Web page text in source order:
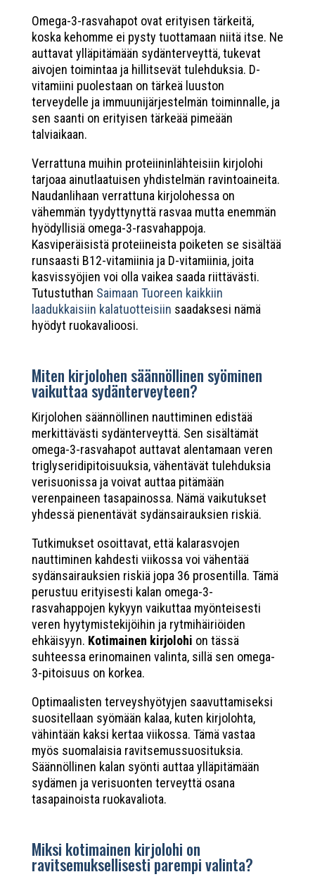
Omega-3-rasvahapot ovat erityisen tärkeitä,
koska kehomme ei pysty tuottamaan niitä itse. Ne
auttavat ylläpitämään sydänterveyttä, tukevat
aivojen toimintaa ja hillitsevät tulehduksia. D-
vitamiini puolestaan on tärkeä luuston
terveydelle ja immuunijärjestelmän toiminnalle, ja
sen saanti on erityisen tärkeää pimeään
talviaikaan.
Verrattuna muihin proteiininlähteisiin kirjolohi
tarjoaa ainutlaatuisen yhdistelmän ravintoaineita.
Naudanlihaan verrattuna kirjolohessa on
vähemmän tyydyttynyttä rasvaa mutta enemmän
hyödyllisiä omega-3-rasvahappoja.
Kasviperäisistä proteiineista poiketen se sisältää
runsaasti B12-vitamiinia ja D-vitamiinia, joita
kasvissyöjien voi olla vaikea saada riittävästi.
Tutustuthan Saimaan Tuoreen kaikkiin
laadukkaisiin kalatuotteisiin saadaksesi nämä
hyödyt ruokavalioosi.
Miten kirjolohen säännöllinen syöminen
vaikuttaa sydänterveyteen?
Kirjolohen säännöllinen nauttiminen edistää
merkittävästi sydänterveyttä. Sen sisältämät
omega-3-rasvahapot auttavat alentamaan veren
triglyseridipitoisuuksia, vähentävät tulehduksia
verisuonissa ja voivat auttaa pitämään
verenpaineen tasapainossa. Nämä vaikutukset
yhdessä pienentävät sydänsairauksien riskiä.
Tutkimukset osoittavat, että kalarasvojen
nauttiminen kahdesti viikossa voi vähentää
sydänsairauksien riskiä jopa 36 prosentilla. Tämä
perustuu erityisesti kalan omega-3-
rasvahappojen kykyyn vaikuttaa myönteisesti
veren hyytymistekijöihin ja rytmihäiriöiden
ehkäisyyn. Kotimainen kirjolohi on tässä
suhteessa erinomainen valinta, sillä sen omega-
3-pitoisuus on korkea.
Optimaalisten terveyshyötyjen saavuttamiseksi
suositellaan syömään kalaa, kuten kirjolohta,
vähintään kaksi kertaa viikossa. Tämä vastaa
myös suomalaisia ravitsemussuosituksia.
Säännöllinen kalan syönti auttaa ylläpitämään
sydämen ja verisuonten terveyttä osana
tasapainoista ruokavaliota.
Miksi kotimainen kirjolohi on
ravitsemuksellisesti parempi valinta?